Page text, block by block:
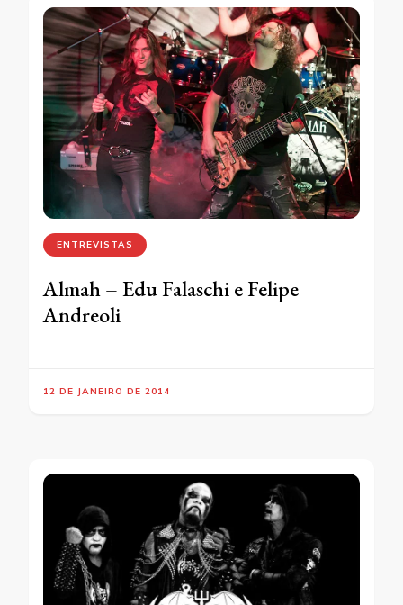
ENTREVISTAS
Almah – Edu Falaschi e Felipe
Andreoli
12 DE JANEIRO DE 2014